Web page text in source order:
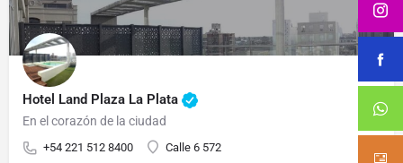
Hotel Land Plaza La Plata
En el corazón de la ciudad
+54 221 512 8400 Calle 6 572